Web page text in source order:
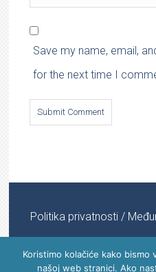
Save my name, email,
for the next time I
Politika privatnosti /
Koristimo kolačiće kako bismo
našoj web stranici. Ako